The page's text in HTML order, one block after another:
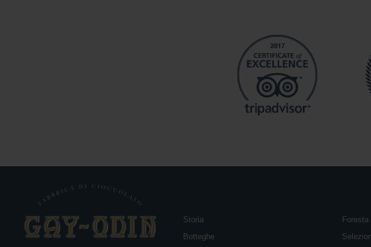
Storia
Botteghe
Foresta